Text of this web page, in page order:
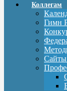
Коллегам
Гимн
Сайты